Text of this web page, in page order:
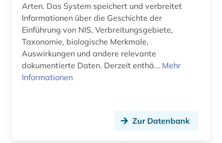
geschichte (9)
geschichte 1830-1930 (1)
Arten. Das System speichert und verbreitet
Informationen über die Geschichte der
Einführung von NIS, Verbreitungsgebiete,
Taxonomie, biologische Merkmale,
Auswirkungen und andere relevante
dokumentierte Daten. Derzeit enthä... Mehr
Informationen
Zur Datenbank